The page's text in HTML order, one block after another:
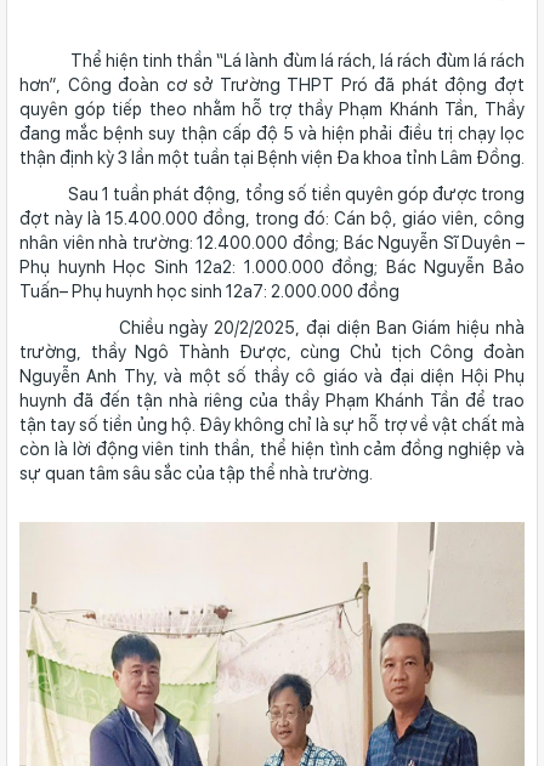
Thể hiện tinh thần “Lá lành đùm lá rách, lá rách đùm lá rách
hơn”, Công đoàn cơ sở Trường THPT Pró đã phát động đợt
quyên góp tiếp theo nhằm hỗ trợ thầy Phạm Khánh Tần, Thầy
đang mắc bệnh suy thận cấp độ 5 và hiện phải điều trị chạy lọc
thận định kỳ 3 lần một tuần tại Bệnh viện Đa khoa tỉnh Lâm Đồng.
Sau 1 tuần phát động, tổng số tiền quyên góp được trong
đợt này là 15.400.000 đồng, trong đó: Cán bộ, giáo viên, công
nhân viên nhà trường: 12.400.000 đồng; Bác Nguyễn Sĩ Duyên –
Phụ huynh Học Sinh 12a2: 1.000.000 đồng; Bác Nguyễn Bảo
Tuấn– Phụ huynh học sinh 12a7: 2.000.000 đồng
Chiều ngày 20/2/2025, đại diện Ban Giám hiệu nhà
trường, thầy Ngô Thành Được, cùng Chủ tịch Công đoàn
Nguyễn Anh Thy, và một số thầy cô giáo và đại diện Hội Phụ
huynh đã đến tận nhà riêng của thầy Phạm Khánh Tần để trao
tận tay số tiền ủng hộ. Đây không chỉ là sự hỗ trợ về vật chất mà
còn là lời động viên tinh thần, thể hiện tình cảm đồng nghiệp và
sự quan tâm sâu sắc của tập thể nhà trường.